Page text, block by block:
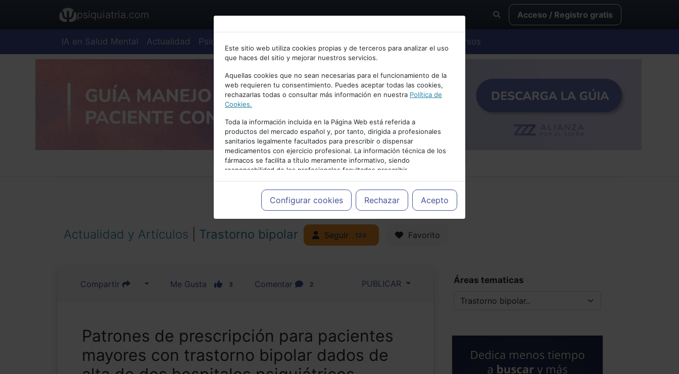
Bienvenid@ a psiquiatria.com
Escribe tu Email
Accede o regístrate con tu email.
Cancelar
psiquiatria.com Acceso / Registro gratis
IA en Salud Mental Actualidad Psiquiatría Cursos
Este sitio web utiliza cookies propias y de terceros para analizar el uso
que haces del sitio y mejorar nuestros servicios.
Aquellas cookies que no sean necesarias para el funcionamiento de la
web requieren tu consentimiento. Puedes aceptar todas las cookies,
rechazarlas todas o consultar más información en nuestra Política de
Cookies.
Toda la información incluida en la Página Web está referida a
productos del mercado español y, por tanto, dirigida a profesionales
sanitarios legalmente facultados para prescribir o dispensar
medicamentos con ejercicio profesional. La información técnica de los
fármacos se facilita a título meramente informativo, siendo
responsabilidad de los profesionales facultados prescribir
medicamentos y decidir, en cada caso concreto, el tratamiento más
adecuado a las necesidades del paciente.
Configurar cookies Rechazar Acepto
PUBLICIDAD
Actualidad y Artículos Trastorno bipolar Seguir 124 Favorito
Compartir Me Gusta 3 Comentar 2 PUBLICAR
Patrones de prescripción para pacientes
mayores con trastorno bipolar dados de
Áreas tematicas